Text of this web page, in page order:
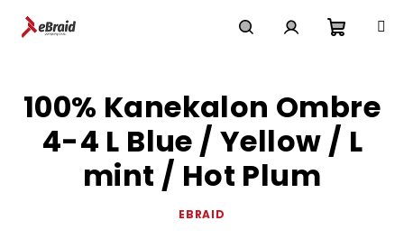
košík
100% Kanekalon Ombre
4-4 L Blue / Yellow / L
mint / Hot Plum
EBRAID